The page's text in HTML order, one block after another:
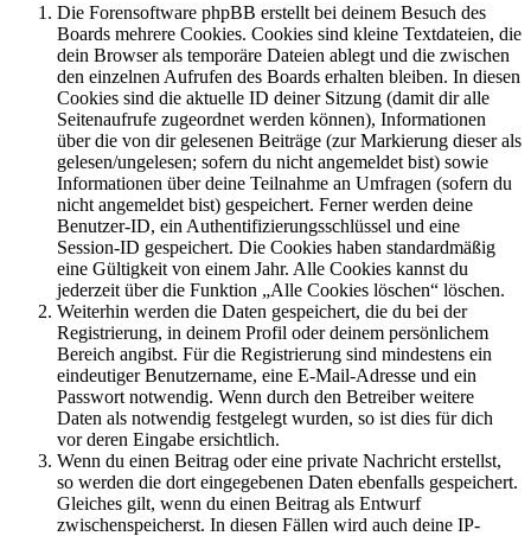
Die Forensoftware phpBB erstellt bei deinem Besuch des
Boards mehrere Cookies. Cookies sind kleine Textdateien, die
dein Browser als temporäre Dateien ablegt und die zwischen
den einzelnen Aufrufen des Boards erhalten bleiben. In diesen
Cookies sind die aktuelle ID deiner Sitzung (damit dir alle
Seitenaufrufe zugeordnet werden können), Informationen
über die von dir gelesenen Beiträge (zur Markierung dieser als
gelesen/ungelesen; sofern du nicht angemeldet bist) sowie
Informationen über deine Teilnahme an Umfragen (sofern du
nicht angemeldet bist) gespeichert. Ferner werden deine
Benutzer-ID, ein Authentifizierungsschlüssel und eine
Session-ID gespeichert. Die Cookies haben standardmäßig
eine Gültigkeit von einem Jahr. Alle Cookies kannst du
jederzeit über die Funktion „Alle Cookies löschen“ löschen.
Weiterhin werden die Daten gespeichert, die du bei der
Registrierung, in deinem Profil oder deinem persönlichem
Bereich angibst. Für die Registrierung sind mindestens ein
eindeutiger Benutzername, eine E-Mail-Adresse und ein
Passwort notwendig. Wenn durch den Betreiber weitere
Daten als notwendig festgelegt wurden, so ist dies für dich
vor deren Eingabe ersichtlich.
Wenn du einen Beitrag oder eine private Nachricht erstellst,
so werden die dort eingegebenen Daten ebenfalls gespeichert.
Gleiches gilt, wenn du einen Beitrag als Entwurf
zwischenspeicherst. In diesen Fällen wird auch deine IP-